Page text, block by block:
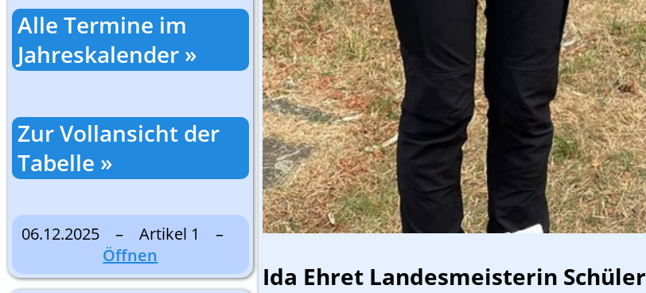
Alle Termine im
Jahreskalender »
Zur Vollansicht der
Tabelle »
06.12.2025 – Artikel 1 –
Öffnen
Ida Ehret Landesmeisterin Schüler